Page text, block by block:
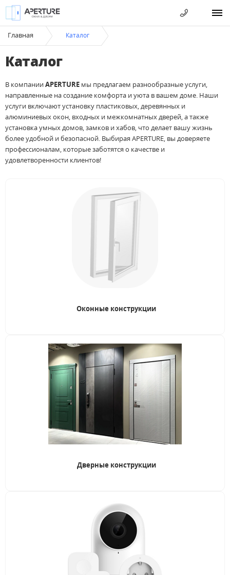
Главная Каталог
Каталог
В компанииAPERTURE мы предлагаем разнообразные услуги,
направленные на создание комфорта и уюта в вашем доме. Наши
услуги включают установку пластиковых, деревянных и
алюминиевых окон, входных и межкомнатных дверей, а также
установка умных домов, замков и хабов, что делает вашу жизнь
более удобной и безопасной. Выбирая APERTURE, вы доверяете
профессионалам, которые заботятся о качестве и
удовлетворенности клиентов!
Оконные конструкции
Дверные конструкции